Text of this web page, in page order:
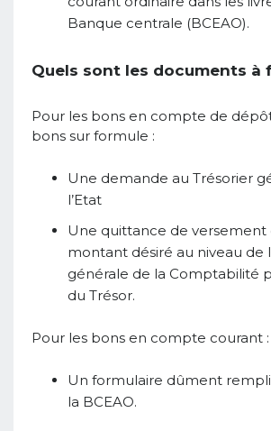
Banque centrale (BCEAO).
Quels sont les documents à
Pour les bons en compte de
bons sur formule :
Une demande au Trésorier
l’Etat
Une quittance de versement
montant désiré au niveau de
générale de la Comptabilité
du Trésor.
Pour les bons en compte courant :
Un formulaire dûment
la BCEAO.